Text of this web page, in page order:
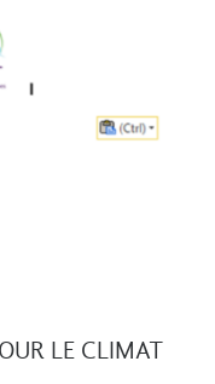
LE CLIMAT